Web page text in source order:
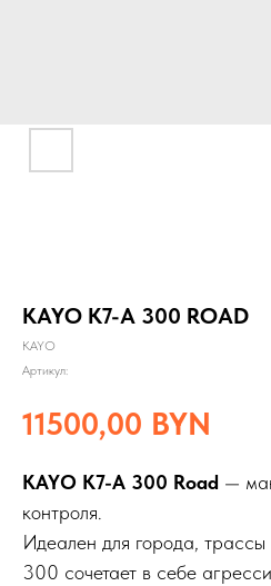
KAYO K7-A 300 ROAD
KAYO
Артикул:
11500,00 BYN
KAYO K7-A 300 Road —
контроля.
Идеален для города,
300 сочетает в себе